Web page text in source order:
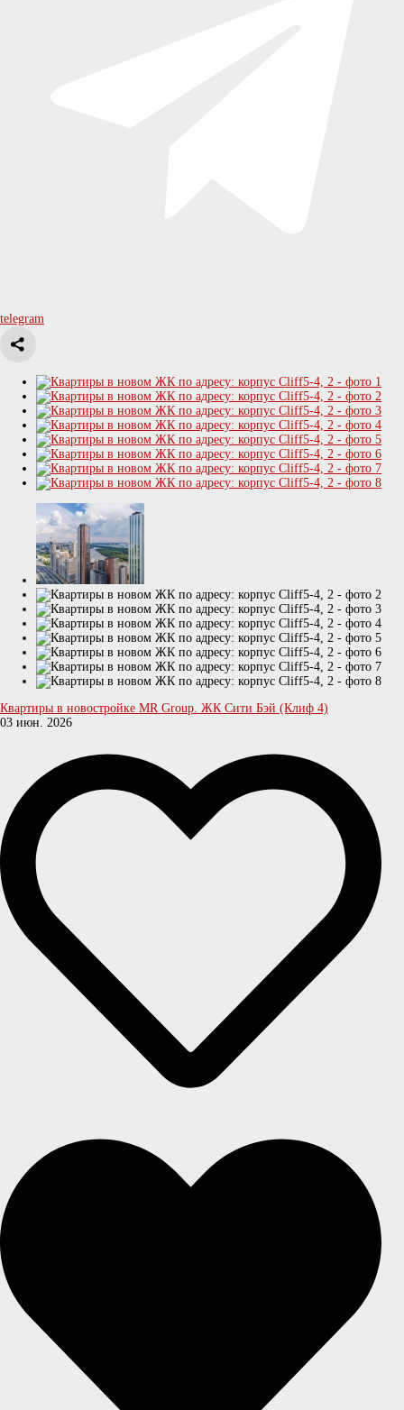
telegram
Квартиры в новостройке MR Group. ЖК Сити Бэй (Клиф 4)
03 июн. 2026